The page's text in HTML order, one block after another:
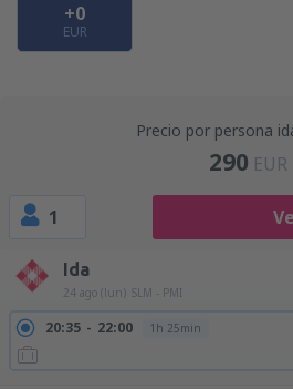
+0
EUR
Precio por persona
290 EUR
1
Ida
24 ago (lun) SLM - PMI
20:35 22:00 1h 25min